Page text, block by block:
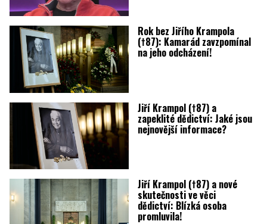
Rok bez Jiřího Krampola
(†87): Kamarád zavzpomínal
na jeho odcházení!
Jiří Krampol (†87) a
zapeklité dědictví: Jaké jsou
nejnovější informace?
Jiří Krampol (†87) a nové
skutečnosti ve věci
dědictví: Blízká osoba
promluvila!